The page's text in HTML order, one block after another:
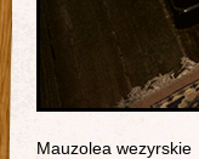
Mauzolea wezyrskie